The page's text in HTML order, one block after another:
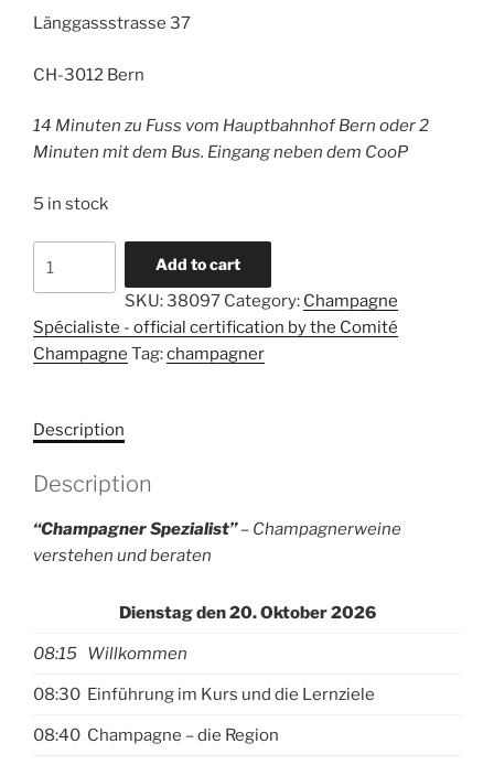
Länggassstrasse 37
CH-3012 Bern
14 Minuten zu Fuss vom Hauptbahnhof Bern oder 2
Minuten mit dem Bus. Eingang neben dem CooP
5 in stock
Spezialistenausbildung
20.10.2026
-
Anmeldeschluss
02.10.2026
quantity
Add to cart
l
t
e
SKU:38097 Category: Champagne
Spécialiste - official certification by the Comité
Champagne Tag:champagner
Description
Description
“Champagner Spezialist”– Champagnerweine
verstehen und beraten
Dienstag den 20. Oktober 2026
08:15 Willkommen
08:30 Einführung im Kurs und die Lernziele
08:40 Champagne – die Region